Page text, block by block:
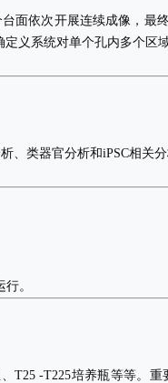
面依次开展连续成像，最
义系统对单个孔内多个区
类器官分析和iPSC相关
。
T25 -T225培养瓶等等。